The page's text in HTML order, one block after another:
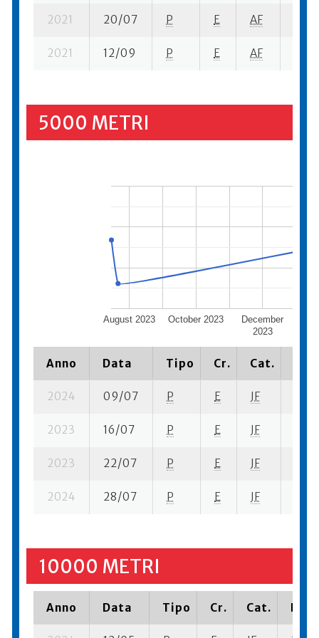
2021 20/07 P E AF
2021 12/09 P E AF
5000 METRI
August 2023 October 2023
December
2023
Anno Data Tipo Cr. Cat.
2024 09/07 P E JF
2023 16/07 P E JF
2023 22/07 P E JF
2024 28/07 P E JF
10000 METRI
Anno Data Tipo Cr. Cat.